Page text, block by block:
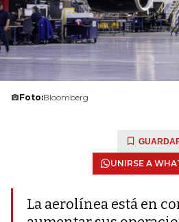
Foto:Bloomberg
UNIRSE A
La aerolínea está en